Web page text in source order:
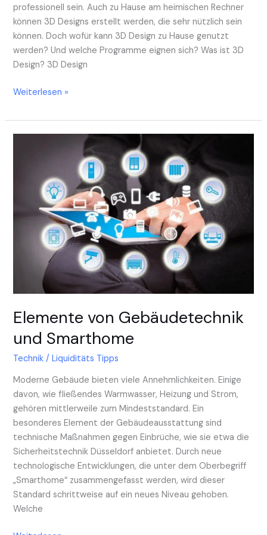
professionell sein. Auch zu Hause am heimischen Rechner
können 3D Designs erstellt werden, die sehr nützlich sein
können. Doch wofür kann 3D Design zu Hause genutzt
werden? Und welche Programme eignen sich? Was ist 3D
Design? 3D Design
Weiterlesen »
Elemente von Gebäudetechnik
und Smarthome
Technik /Liquiditäts Tipps
Moderne Gebäude bieten viele Annehmlichkeiten. Einige
davon, wie fließendes Warmwasser, Heizung und Strom,
gehören mittlerweile zum Mindeststandard. Ein
besonderes Element der Gebäudeausstattung sind
technische Maßnahmen gegen Einbrüche, wie sie etwa die
Sicherheitstechnik Düsseldorf anbietet. Durch neue
technologische Entwicklungen, die unter dem Oberbegriff
„Smarthome“ zusammengefasst werden, wird dieser
Standard schrittweise auf ein neues Niveau gehoben.
Welche
Gebäudetechnik
Smarthome